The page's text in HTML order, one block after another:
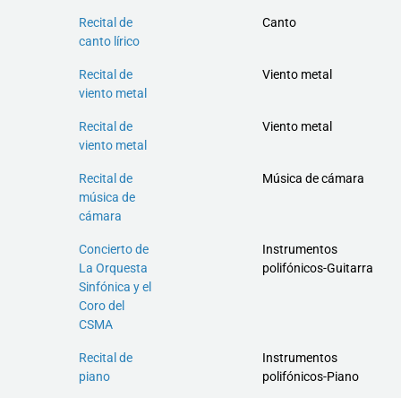
Recital de
canto lírico
Canto
Recital de
viento metal
Viento metal
Recital de
viento metal
Viento metal
Recital de
música de
cámara
Música de cámara
Concierto de
La Orquesta
Sinfónica y el
Coro del
CSMA
Instrumentos
polifónicos-Guitarra
Recital de
piano
Instrumentos
polifónicos-Piano